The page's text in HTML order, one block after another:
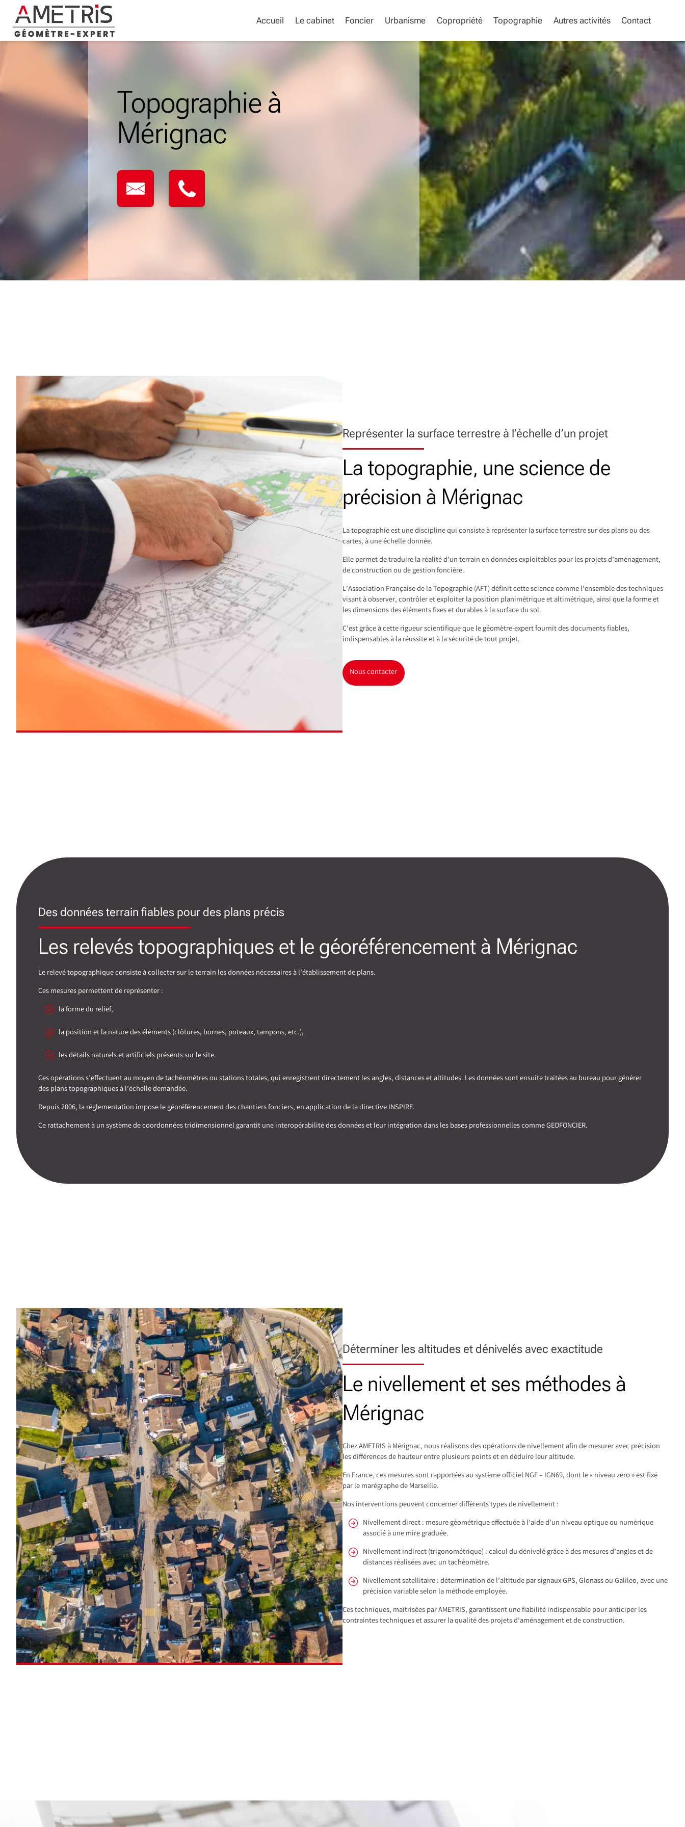
content
Accueil Le cabinet Foncier Urbanisme Copropriété Topographie Autres activités Contact
Topographie à
Mérignac
Représenter la surface terrestre à l’échelle d’un projet
La topographie, une science de
précision à Mérignac
La topographie est une discipline qui consiste à représenter la surface terrestre sur des plans ou des
cartes, à une échelle donnée.
Elle permet de traduire la réalité d’un terrain en données exploitables pour les projets d’aménagement,
de construction ou de gestion foncière.
L’Association Française de la Topographie (AFT) définit cette science comme l’ensemble des techniques
visant à observer, contrôler et exploiter la position planimétrique et altimétrique, ainsi que la forme et
les dimensions des éléments fixes et durables à la surface du sol.
C’est grâce à cette rigueur scientifique que le géomètre-expert fournit des documents fiables,
indispensables à la réussite et à la sécurité de tout projet.
Nous contacter
Des données terrain fiables pour des plans précis
Les relevés topographiques et le géoréférencement à Mérignac
Le relevé topographique consiste à collecter sur le terrain les données nécessaires à l’établissement de plans.
Ces mesures permettent de représenter :
la forme du relief,
la position et la nature des éléments (clôtures, bornes, poteaux, tampons, etc.),
les détails naturels et artificiels présents sur le site.
Ces opérations s’effectuent au moyen de tachéomètres ou stations totales, qui enregistrent directement les angles, distances et altitudes. Les données sont ensuite traitées au bureau pour générer
des plans topographiques à l’échelle demandée.
Depuis 2006, la réglementation impose le géoréférencement des chantiers fonciers, en application de la directive INSPIRE.
Ce rattachement à un système de coordonnées tridimensionnel garantit une interopérabilité des données et leur intégration dans les bases professionnelles comme GEOFONCIER.
Déterminer les altitudes et dénivelés avec exactitude
Le nivellement et ses méthodes à
Mérignac
Chez AMETRIS à Mérignac, nous réalisons des opérations de nivellement afin de mesurer avec précision
les différences de hauteur entre plusieurs points et en déduire leur altitude.
En France, ces mesures sont rapportées au système officiel NGF – IGN69, dont le « niveau zéro » est fixé
par le marégraphe de Marseille.
Nos interventions peuvent concerner différents types de nivellement :
Nivellement direct : mesure géométrique effectuée à l’aide d’un niveau optique ou numérique
associé à une mire graduée.
Nivellement indirect (trigonométrique) : calcul du dénivelé grâce à des mesures d’angles et de
distances réalisées avec un tachéomètre.
Nivellement satellitaire : détermination de l’altitude par signaux GPS, Glonass ou Galileo, avec une
précision variable selon la méthode employée.
Ces techniques, maîtrisées par AMETRIS, garantissent une fiabilité indispensable pour anticiper les
contraintes techniques et assurer la qualité des projets d’aménagement et de construction.